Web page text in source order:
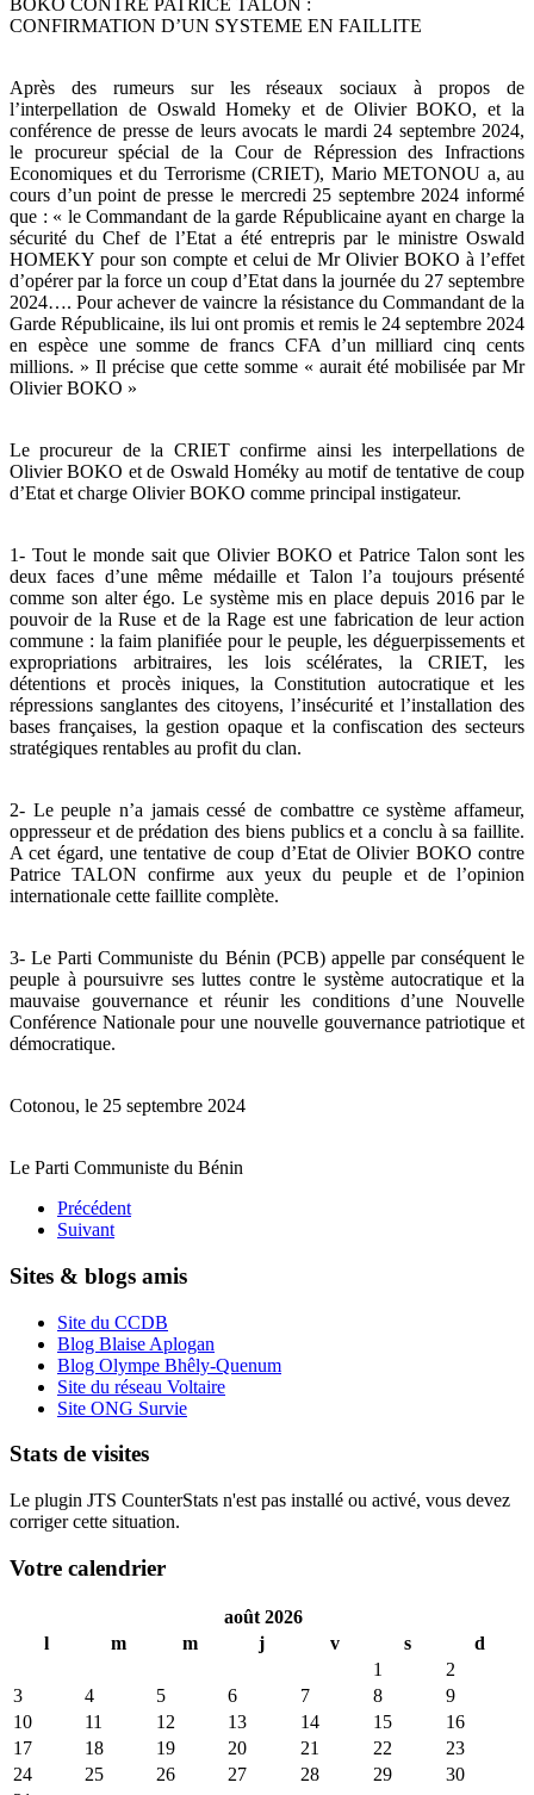
BOKO CONTRE PATRICE TALON :
CONFIRMATION D’UN SYSTEME EN FAILLITE
Après des rumeurs sur les réseaux sociaux à propos de
l’interpellation de Oswald Homeky et de Olivier BOKO, et la
conférence de presse de leurs avocats le mardi 24 septembre 2024,
le procureur spécial de la Cour de Répression des Infractions
Economiques et du Terrorisme (CRIET), Mario METONOU a, au
cours d’un point de presse le mercredi 25 septembre 2024 informé
que : « le Commandant de la garde Républicaine ayant en charge la
sécurité du Chef de l’Etat a été entrepris par le ministre Oswald
HOMEKY pour son compte et celui de Mr Olivier BOKO à l’effet
d’opérer par la force un coup d’Etat dans la journée du 27 septembre
2024…. Pour achever de vaincre la résistance du Commandant de la
Garde Républicaine, ils lui ont promis et remis le 24 septembre 2024
en espèce une somme de francs CFA d’un milliard cinq cents
millions. » Il précise que cette somme « aurait été mobilisée par Mr
Olivier BOKO »
Le procureur de la CRIET confirme ainsi les interpellations de
Olivier BOKO et de Oswald Homéky au motif de tentative de coup
d’Etat et charge Olivier BOKO comme principal instigateur.
1- Tout le monde sait que Olivier BOKO et Patrice Talon sont les
deux faces d’une même médaille et Talon l’a toujours présenté
comme son alter égo. Le système mis en place depuis 2016 par le
pouvoir de la Ruse et de la Rage est une fabrication de leur action
commune : la faim planifiée pour le peuple, les déguerpissements et
expropriations arbitraires, les lois scélérates, la CRIET, les
détentions et procès iniques, la Constitution autocratique et les
répressions sanglantes des citoyens, l’insécurité et l’installation des
bases françaises, la gestion opaque et la confiscation des secteurs
stratégiques rentables au profit du clan.
2- Le peuple n’a jamais cessé de combattre ce système affameur,
oppresseur et de prédation des biens publics et a conclu à sa faillite.
A cet égard, une tentative de coup d’Etat de Olivier BOKO contre
Patrice TALON confirme aux yeux du peuple et de l’opinion
internationale cette faillite complète.
3- Le Parti Communiste du Bénin (PCB) appelle par conséquent le
peuple à poursuivre ses luttes contre le système autocratique et la
mauvaise gouvernance et réunir les conditions d’une Nouvelle
Conférence Nationale pour une nouvelle gouvernance patriotique et
démocratique.
Cotonou, le 25 septembre 2024
Le Parti Communiste du Bénin
Précédent
Suivant
Sites & blogs amis
Site du CCDB
Blog Blaise Aplogan
Blog Olympe Bhêly-Quenum
Site du réseau Voltaire
Site ONG Survie
Stats de visites
Le plugin JTS CounterStats n'est pas installé ou activé, vous devez
corriger cette situation.
Votre calendrier
août 2026
l
m m j v s
d
1
2
3
4 5 6 7 8
9
10
11 12 13 14 15
16
17
18 19 20 21 22
23
24
25 26 27 28 29
30